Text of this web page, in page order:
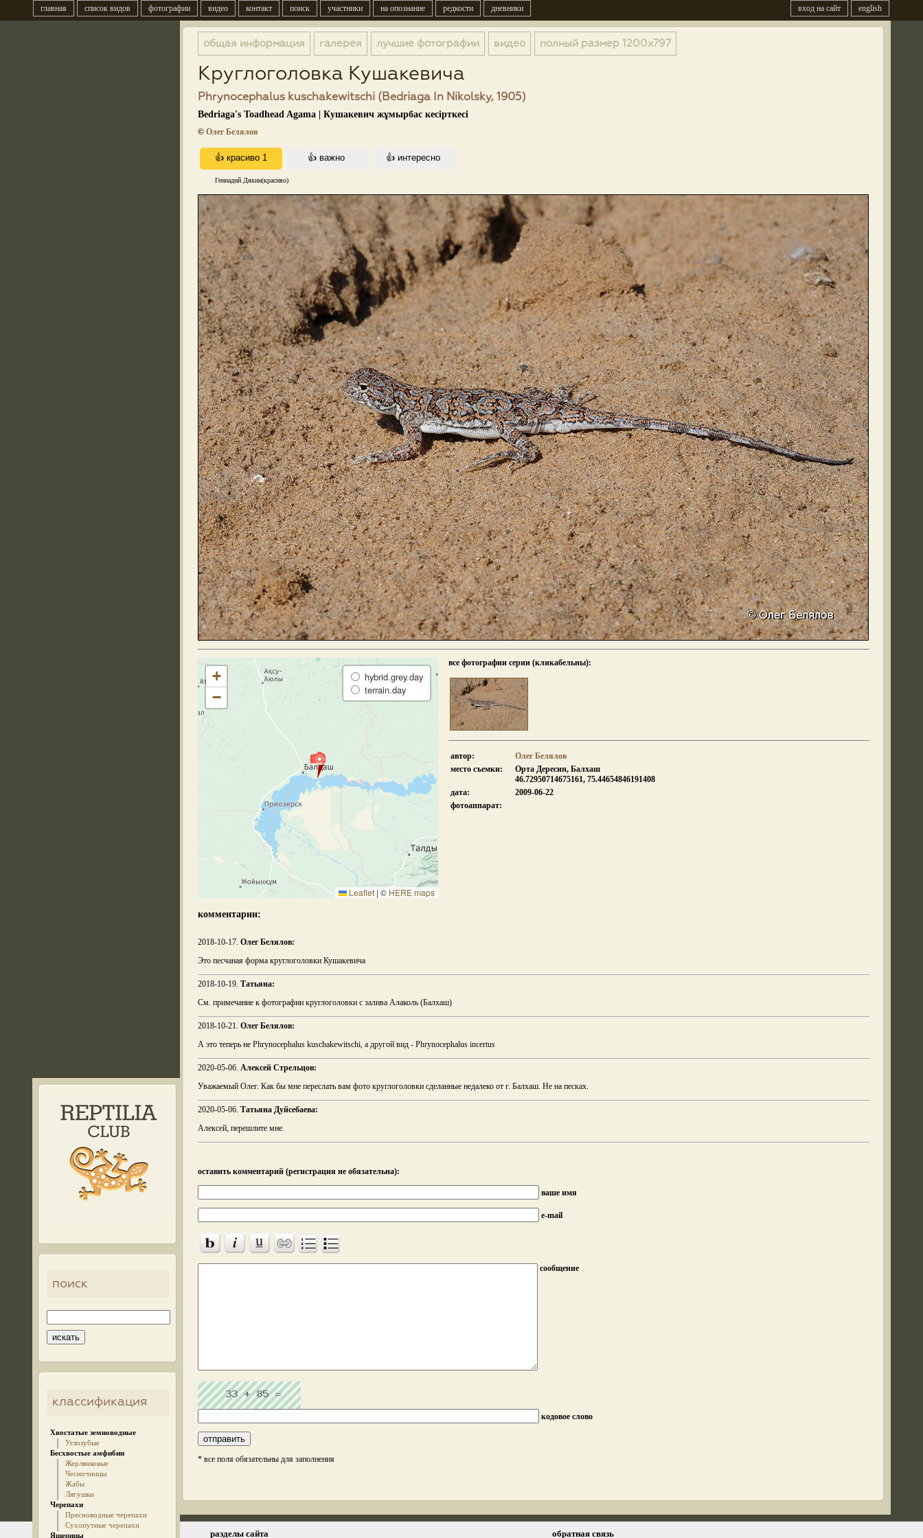
главная список видов фотографии видео контакт поиск участники на опознание редкости дневники english
вход на сайт
поиск
классификация
Хвостатые земноводные
Углозубые
Бесхвостые амфибии
Жерлянковые
Чесночницы
Жабы
Лягушки
Черепахи
Пресноводные черепахи
Сухопутные черепахи
Ящерицы
общая информация галерея лучшие фотографии видео полный размер 1200x797
Круглоголовка Кушакевича
Phrynocephalus kuschakewitschi (Bedriaga In Nikolsky, 1905)
Bedriaga's Toadhead Agama | Кушакевич жұмырбас кесірткесі
© Олег Белялов
Геннадий Дякин(красиво)
+
−
hybrid.grey.day
terrain.day
Leaflet | © HERE maps
все фотографии серии (кликабельны):
автор:
Олег Белялов
место съемки:
Орта Дересин, Балхаш
46.72950714675161, 75.44654846191408
дата:
2009-06-22
фотоаппарат:
комментарии:
2018-10-17. Олег Белялов:
Это песчаная форма круглоголовки Кушакевича
2018-10-19. Татьяна:
См. примечание к фотографии круглоголовки с залива Алаколь (Балхаш)
2018-10-21. Олег Белялов:
А это теперь не Phrynocephalus kuschakewitschi, а другой вид - Phrynocephalus incertus
2020-05-06. Алексей Стрельцов:
Уважаемый Олег. Как бы мне переслать вам фото круглоголовки сделанные недалеко от г. Балхаш. Не на песках.
2020-05-06. Татьяна Дуйсебаева:
Алексей, перешлите мне.
оставить комментарий (регистрация не обязательна):
ваше имя
e-mail
сообщение
кодовое слово
* все поля обязательны для заполнения
© 2005-2026 kz.birding.day разделы сайта обратная связь